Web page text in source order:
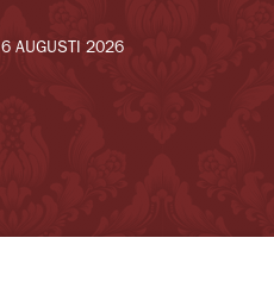
6 AUGUSTI 2026